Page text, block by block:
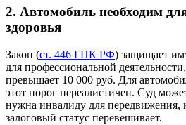
2. Автомобиль необходим
здоровья
Закон (ст. 446 ГПК РФ) защищает
для профессиональной
превышает 10 000 руб. Для
этот порог нереалистичен. Суд
нужна инвалиду для передвижения,
залоговый статус перевешивает.